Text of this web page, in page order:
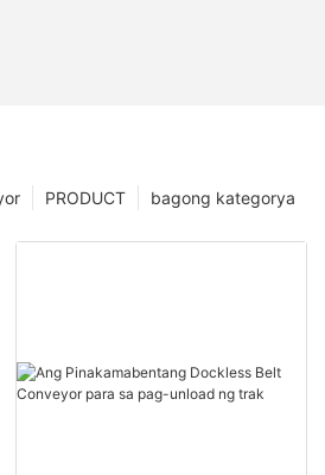
bagong kategorya
PRODUCT